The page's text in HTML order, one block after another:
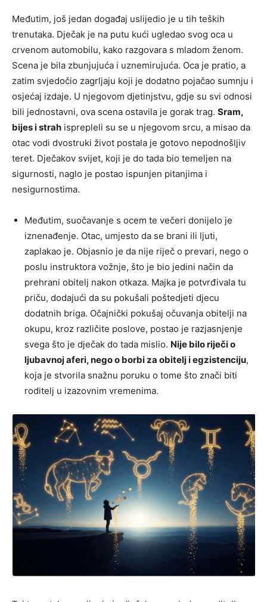
Međutim, još jedan događaj uslijedio je u tih teških
trenutaka. Dječak je na putu kući ugledao svog oca u
crvenom automobilu, kako razgovara s mladom ženom.
Scena je bila zbunjujuća i uznemirujuća. Oca je pratio, a
zatim svjedočio zagrljaju koji je dodatno pojačao sumnju i
osjećaj izdaje. U njegovom djetinjstvu, gdje su svi odnosi
bili jednostavni, ova scena ostavila je gorak trag. Sram,
bijes i strah isprepleli su se u njegovom srcu, a misao da
otac vodi dvostruki život postala je gotovo nepodnošljiv
teret. Dječakov svijet, koji je do tada bio temeljen na
sigurnosti, naglo je postao ispunjen pitanjima i
nesigurnostima.
Međutim, suočavanje s ocem te večeri donijelo je
iznenađenje. Otac, umjesto da se brani ili ljuti,
zaplakao je. Objasnio je da nije riječ o prevari, nego o
poslu instruktora vožnje, što je bio jedini način da
prehrani obitelj nakon otkaza. Majka je potvrđivala tu
priču, dodajući da su pokušali poštedjeti djecu
dodatnih briga. Očajnički pokušaj očuvanja obitelji na
okupu, kroz različite poslove, postao je razjasnjenje
svega što je dječak do tada mislio. Nije bilo riječi o
ljubavnoj aferi, nego o borbi za obitelj i egzistenciju,
koja je stvorila snažnu poruku o tome što znači biti
roditelj u izazovnim vremenima.